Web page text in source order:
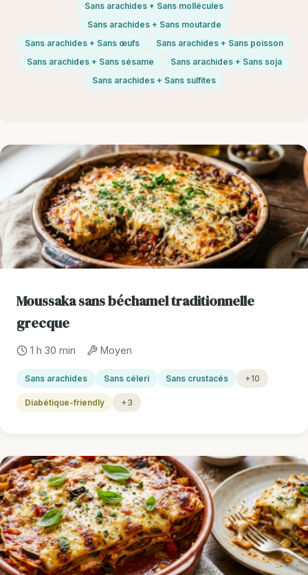
Sans arachides + Sans mollécules
Sans arachides + Sans moutarde
Sans arachides + Sans œufs
Sans arachides + Sans poisson
Sans arachides + Sans sésame
Sans arachides + Sans soja
Sans arachides + Sans sulfites
Moussaka sans béchamel traditionnelle
grecque
1 h 30 min Moyen
Sans arachides Sans céleri Sans crustacés +10
Diabétique-friendly +3